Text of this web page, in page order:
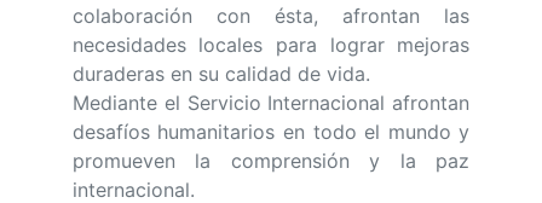
colaboración con ésta, afrontan las
necesidades locales para lograr mejoras
duraderas en su calidad de vida.
Mediante el Servicio Internacional afrontan
desafíos humanitarios en todo el mundo y
promueven la comprensión y la paz
internacional.